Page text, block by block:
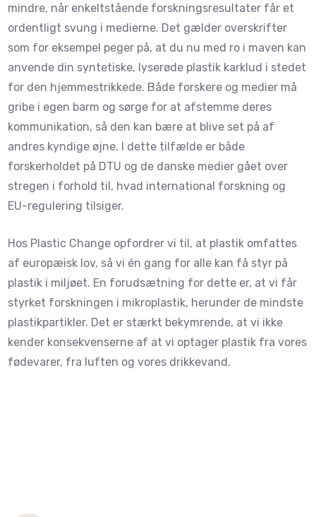
mindre, når enkeltstående forskningsresultater får et
ordentligt svung i medierne. Det gælder overskrifter
som for eksempel peger på, at du nu med ro i maven kan
anvende din syntetiske, lyserøde plastik karklud i stedet
for den hjemmestrikkede. Både forskere og medier må
gribe i egen barm og sørge for at afstemme deres
kommunikation, så den kan bære at blive set på af
andres kyndige øjne. I dette tilfælde er både
forskerholdet på DTU og de danske medier gået over
stregen i forhold til, hvad international forskning og
EU-regulering tilsiger.
Hos Plastic Change opfordrer vi til, at plastik omfattes
af europæisk lov, så vi én gang for alle kan få styr på
plastik i miljøet. En forudsætning for dette er, at vi får
styrket forskningen i mikroplastik, herunder de mindste
plastikpartikler. Det er stærkt bekymrende, at vi ikke
kender konsekvenserne af at vi optager plastik fra vores
fødevarer, fra luften og vores drikkevand.